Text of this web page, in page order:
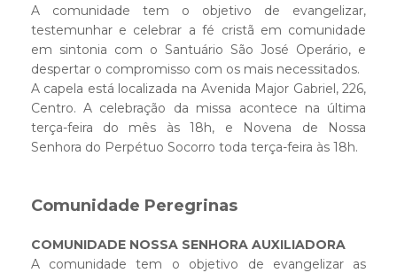
A comunidade tem o objetivo de evangelizar,
testemunhar e celebrar a fé cristã em comunidade
em sintonia com o Santuário São José Operário, e
despertar o compromisso com os mais necessitados.
A capela está localizada na Avenida Major Gabriel, 226,
Centro. A celebração da missa acontece na última
terça-feira do mês às 18h, e Novena de Nossa
Senhora do Perpétuo Socorro toda terça-feira às 18h.
Comunidade Peregrinas
COMUNIDADE NOSSA SENHORA AUXILIADORA
A comunidade tem o objetivo de evangelizar as